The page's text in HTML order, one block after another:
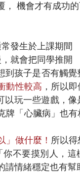
， 機會才有成功
發生於上課期間
就會把同學推開
到孩子是否有觸覺
動性較高 ，所以
以玩一些遊戲，像
牌「心臟病」也有
」做什麼！ 所以得
不要摸別人，這
情緒穩定也有幫